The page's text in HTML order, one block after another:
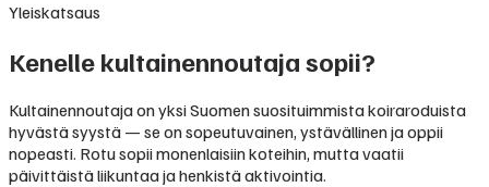
Yleiskatsaus
Kenelle kultainennoutaja sopii?
Kultainennoutaja on yksi Suomen suosituimmista koiraroduista
hyvästä syystä — se on sopeutuvainen, ystävällinen ja oppii
nopeasti. Rotu sopii monenlaisiin koteihin, mutta vaatii
päivittäistä liikuntaa ja henkistä aktivointia.